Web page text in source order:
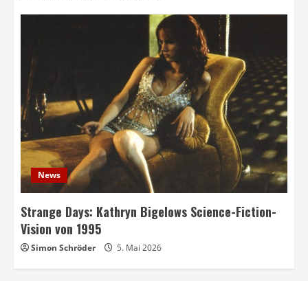
News
Strange Days: Kathryn Bigelows Science-Fiction-
Vision von 1995
Simon Schröder 5. Mai 2026